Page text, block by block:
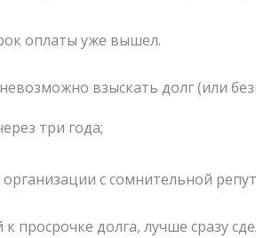
оплаты уже вышел.
взыскать долг (или
три года;
с сомнительной
долга, лучше сразу